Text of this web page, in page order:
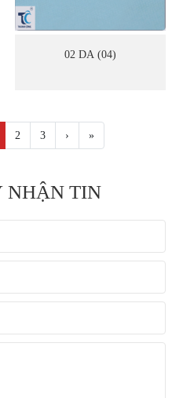
02 DA (04)
2 3 › »
NHẬN TIN